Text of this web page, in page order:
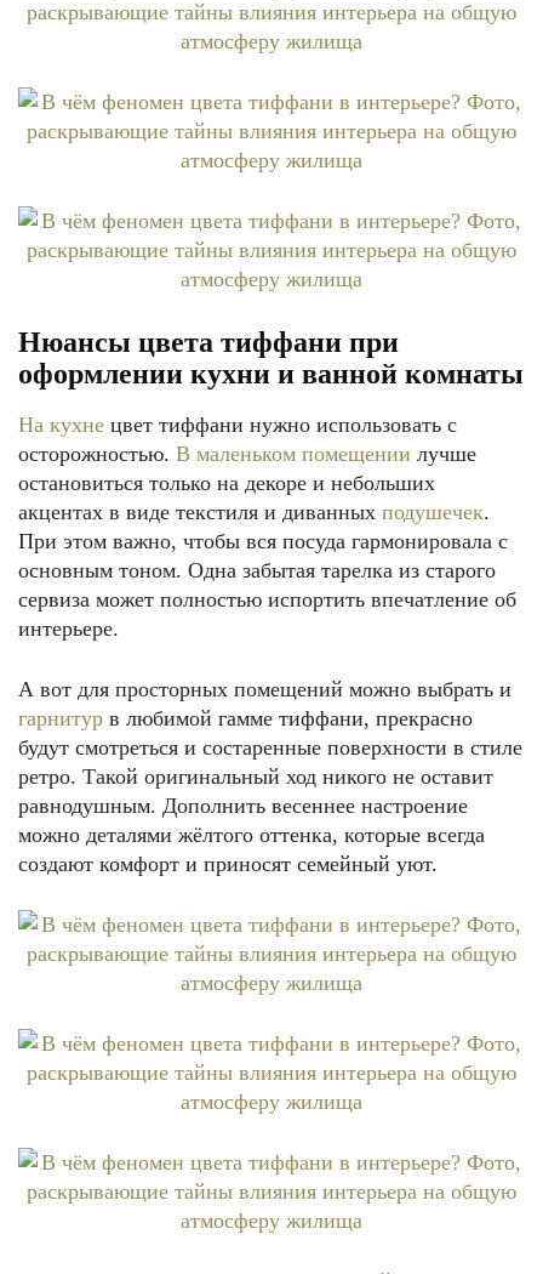
Нюансы цвета тиффани при
оформлении кухни и ванной комнаты
На кухне цвет тиффани нужно использовать с
осторожностью. В маленьком помещении лучше
остановиться только на декоре и небольших
акцентах в виде текстиля и диванных подушечек.
При этом важно, чтобы вся посуда гармонировала с
основным тоном. Одна забытая тарелка из старого
сервиза может полностью испортить впечатление об
интерьере.
А вот для просторных помещений можно выбрать и
гарнитур в любимой гамме тиффани, прекрасно
будут смотреться и состаренные поверхности в стиле
ретро. Такой оригинальный ход никого не оставит
равнодушным. Дополнить весеннее настроение
можно деталями жёлтого оттенка, которые всегда
создают комфорт и приносят семейный уют.